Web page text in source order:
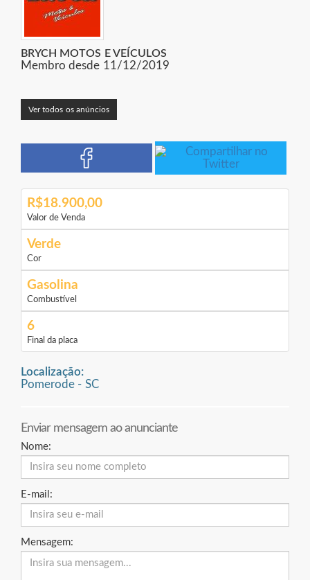
BRYCH MOTOS E VEÍCULOS
Membro desde 11/12/2019
Ver todos os anúncios
R$18.900,00
Valor de Venda
Verde
Cor
Gasolina
Combustível
6
Final da placa
Localização:
Pomerode - SC
Enviar mensagem ao anunciante
Nome:
E-mail:
Mensagem: